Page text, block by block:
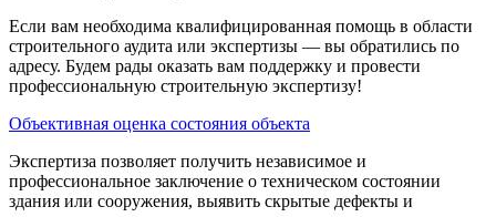
Если вам необходима квалифицированная помощь в области
строительного аудита или экспертизы — вы обратились по
адресу. Будем рады оказать вам поддержку и провести
профессиональную строительную экспертизу!
Объективная оценка состояния объекта
Экспертиза позволяет получить независимое и
профессиональное заключение о техническом состоянии
здания или сооружения, выявить скрытые дефекты и